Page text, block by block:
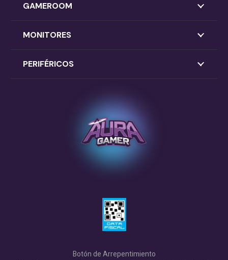
GAMEROOM
MONITORES
PERIFÉRICOS
Botón de Arrepentimiento